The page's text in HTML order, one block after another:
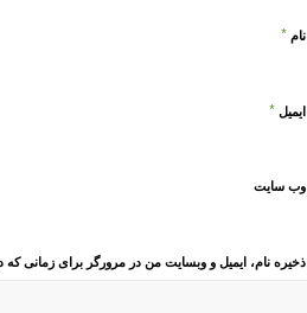
نام *
ایمیل *
وب‌ سایت
ذخیره نام، ایمیل و وبسایت من در مرورگر برای زمانی